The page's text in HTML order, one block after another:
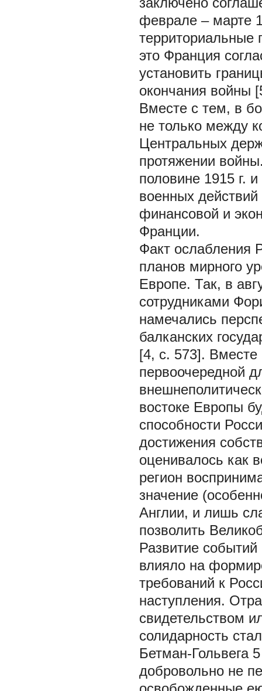
феврале – марте
территориальные
это Франция
установить
окончания войны
Вместе с тем, в
не только между
Центральных
протяжении
половине 1915 г.
военных
финансовой и
Франции.
Факт ослабления
планов мирного
Европе. Так, в
сотрудниками
намечались
балканских
[4, с. 573]. Вместе
первоочередной
востоке Европы
способности
достижения
оценивалось как
регион
значение
Англии, и лишь
позволить
Развитие
влияло на
требований к
наступления.
свидетельством
солидарность
Бетман-Гольвега
добровольно не